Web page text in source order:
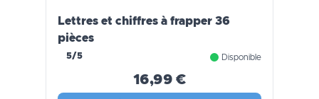
Lettres et chiffres à frapper 36
pièces
5/5 Disponible
16,99 €